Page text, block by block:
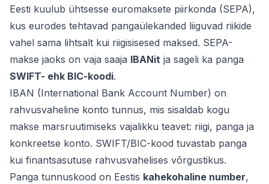
Eesti kuulub ühtsesse euromaksete piirkonda (SEPA),
kus eurodes tehtavad pangaülekanded liiguvad riikide
vahel sama lihtsalt kui riigisisesed maksed. SEPA-
makse jaoks on vaja saaja IBANit ja sageli ka panga
SWIFT- ehk BIC-koodi.
IBAN (International Bank Account Number) on
rahvusvaheline konto tunnus, mis sisaldab kogu
makse marsruutimiseks vajalikku teavet: riigi, panga ja
konkreetse konto. SWIFT/BIC-kood tuvastab panga
kui finantsasutuse rahvusvahelises võrgustikus.
Panga tunnuskood on Eestis kahekohaline number,